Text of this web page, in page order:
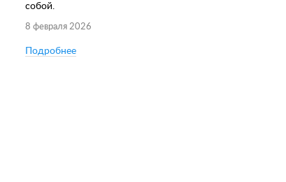
собой.
8 февраля 2026
Подробнее